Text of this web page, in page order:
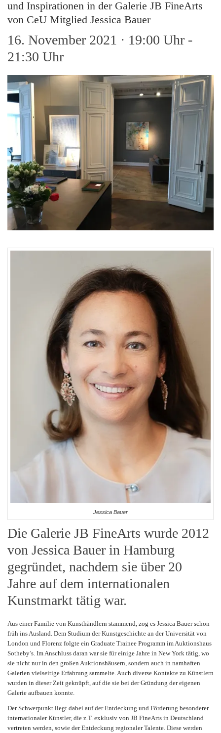
und Inspirationen in der Galerie JB FineArts
von CeU Mitglied Jessica Bauer
16. November 2021 · 19:00 Uhr -
21:30 Uhr
Jessica Bauer
Die Galerie JB FineArts wurde 2012
von Jessica Bauer in Hamburg
gegründet, nachdem sie über 20
Jahre auf dem internationalen
Kunstmarkt tätig war.
Aus einer Familie von Kunsthändlern stammend, zog es Jessica Bauer schon
früh ins Ausland. Dem Studium der Kunstgeschichte an der Universität von
London und Florenz folgte ein Graduate Trainee Programm im Auktionshaus
Sotheby’s. Im Anschluss daran war sie für einige Jahre in New York tätig, wo
sie nicht nur in den großen Auktionshäusern, sondern auch in namhaften
Galerien vielseitige Erfahrung sammelte. Auch diverse Kontakte zu Künstlern
wurden in dieser Zeit geknüpft, auf die sie bei der Gründung der eigenen
Galerie aufbauen konnte.
Der Schwerpunkt liegt dabei auf der Entdeckung und Förderung besonderer
internationaler Künstler, die z.T. exklusiv von JB FineArts in Deutschland
vertreten werden, sowie der Entdeckung regionaler Talente. Diese werden